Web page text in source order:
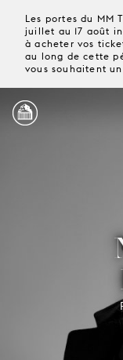
Les portes du MM
juillet au 17 août
à acheter vos
au long de cette
vous souhaitent